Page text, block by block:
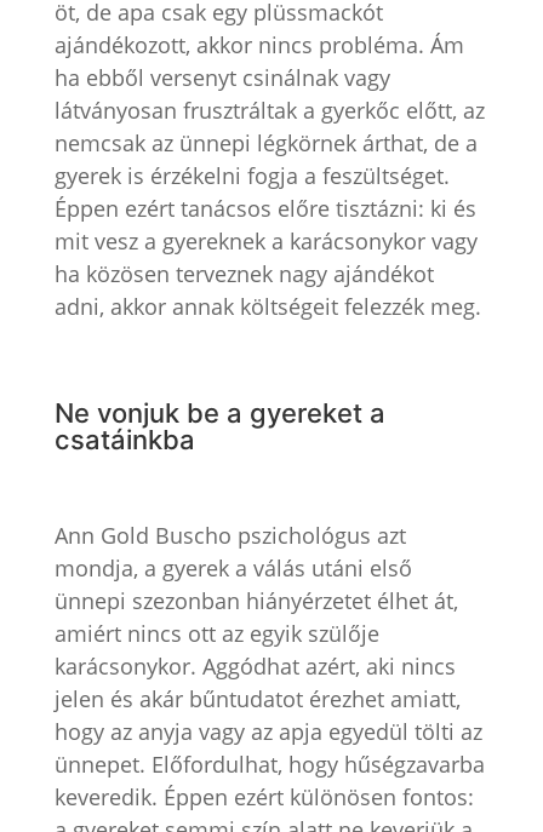
öt, de apa csak egy plüssmackót
ajándékozott, akkor nincs probléma. Ám
ha ebből versenyt csinálnak vagy
látványosan frusztráltak a gyerkőc előtt, az
nemcsak az ünnepi légkörnek árthat, de a
gyerek is érzékelni fogja a feszültséget.
Éppen ezért tanácsos előre tisztázni: ki és
mit vesz a gyereknek a karácsonykor vagy
ha közösen terveznek nagy ajándékot
adni, akkor annak költségeit felezzék meg.
Ne vonjuk be a gyereket a
csatáinkba
Ann Gold Buscho pszichológus azt
mondja, a gyerek a válás utáni első
ünnepi szezonban hiányérzetet élhet át,
amiért nincs ott az egyik szülője
karácsonykor. Aggódhat azért, aki nincs
jelen és akár bűntudatot érezhet amiatt,
hogy az anyja vagy az apja egyedül tölti az
ünnepet. Előfordulhat, hogy hűségzavarba
keveredik. Éppen ezért különösen fontos: